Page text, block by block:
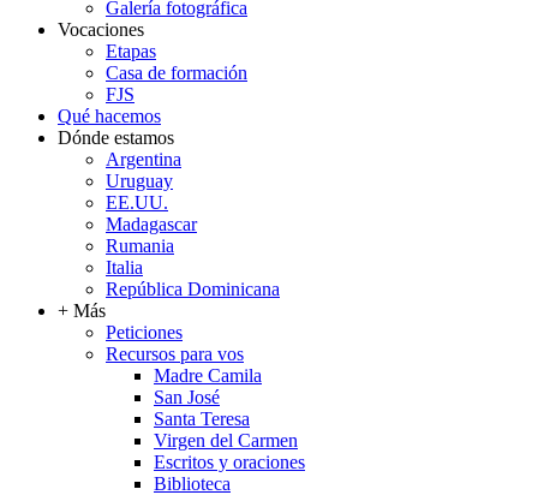
Galería fotográfica
Vocaciones
Etapas
Casa de formación
FJS
Qué hacemos
Dónde estamos
Argentina
Uruguay
EE.UU.
Madagascar
Rumania
Italia
República Dominicana
+ Más
Peticiones
Recursos para vos
Madre Camila
San José
Santa Teresa
Virgen del Carmen
Escritos y oraciones
Biblioteca